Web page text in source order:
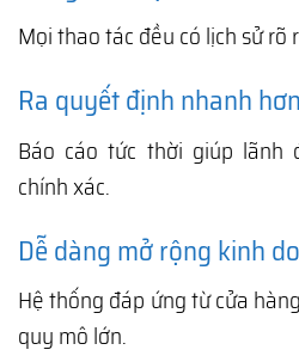
Mọi thao tác đều có lịch sử rõ
Ra quyết định nhanh hơn
Báo cáo tức thời giúp lãnh
chính xác.
Dễ dàng mở rộng kinh
Hệ thống đáp ứng từ cửa
quy mô lớn.